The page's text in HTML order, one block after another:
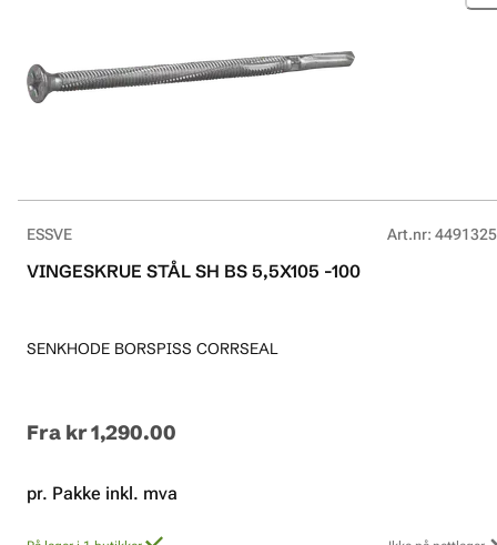
ESSVE Art.nr:
VINGESKRUE STÅL SH BS 5,5X105 -100
SENKHODE BORSPISS CORRSEAL
Fra kr 1,290.00
pr. Pakke inkl. mva